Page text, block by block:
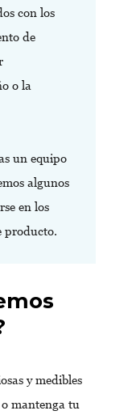
con los
de
o la
un equipo
algunos
en los
producto.
y medibles
mantenga tu